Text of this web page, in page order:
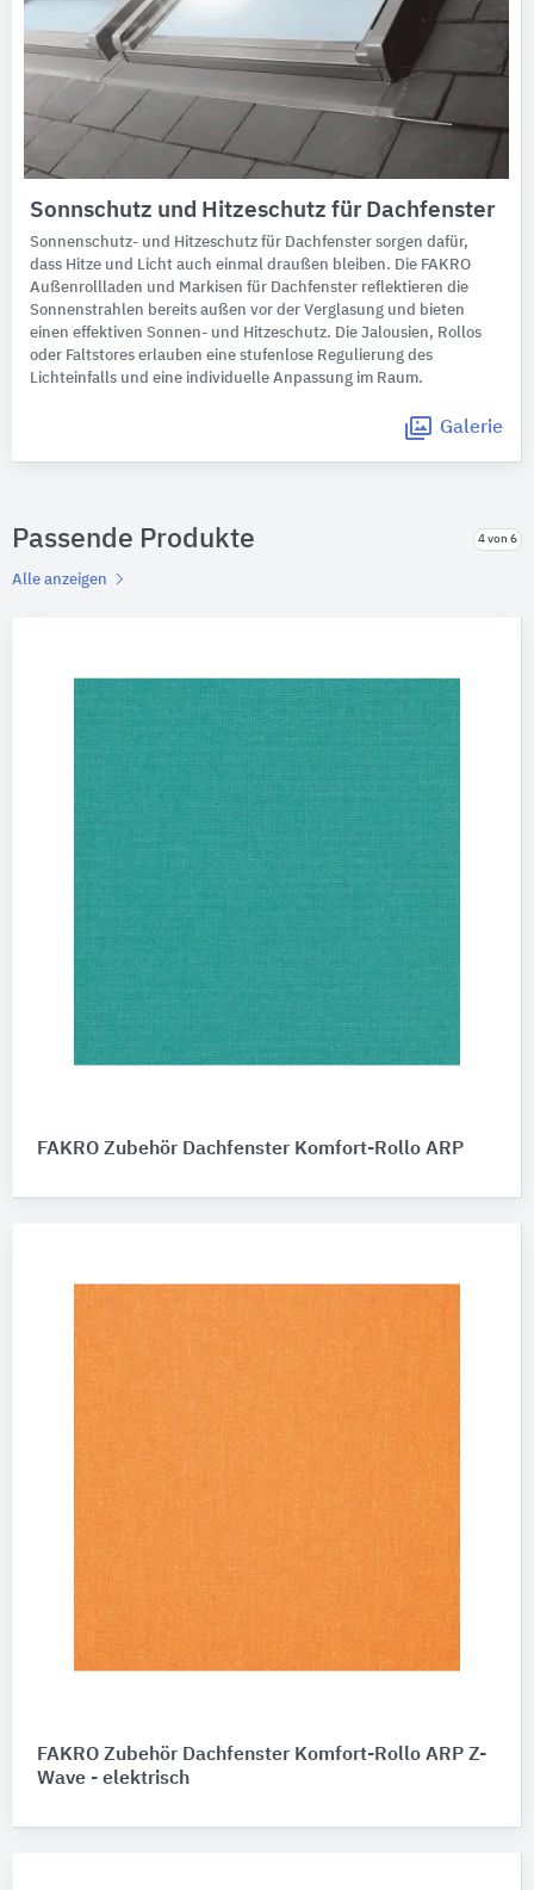
​​Sonnschutz und Hitzeschutz für Dachfenster
Sonnenschutz- und Hitzeschutz für Dachfenster sorgen dafür,
dass Hitze und Licht auch einmal draußen bleiben. Die FAKRO
Außenrollladen und Markisen für Dachfenster reflektieren die
Sonnenstrahlen bereits außen vor der Verglasung und bieten
einen effektiven Sonnen- und Hitzeschutz. Die Jalousien, Rollos
oder Faltstores erlauben eine stufenlose Regulierung des
Lichteinfalls und eine individuelle Anpassung im Raum.
Galerie
Passende Produkte 4 von 6
Alle anzeigen
FAKRO Zubehör Dachfenster Komfort-Rollo ARP
FAKRO Zubehör Dachfenster Komfort-Rollo ARP Z-
Wave - elektrisch